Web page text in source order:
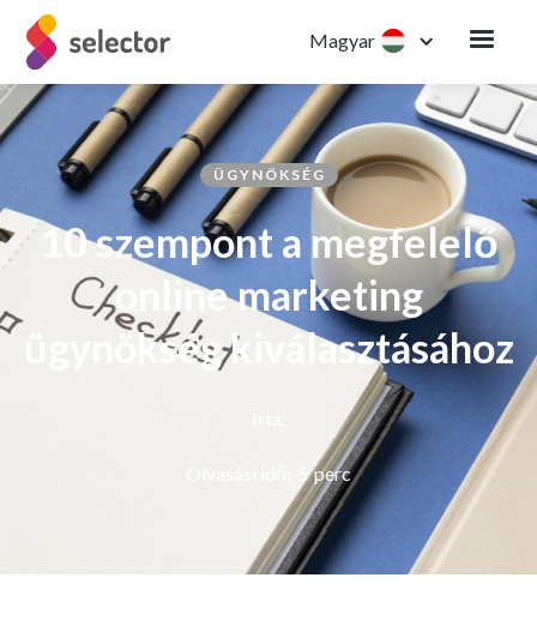
Magyar
ÜGYNÖKSÉG
10 szempont a megfelelő
online marketing
ügynökség kiválasztásához
5 perc